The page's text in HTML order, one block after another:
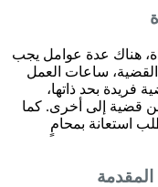
هناك عدة عوامل يجب
القضية، ساعات العمل
فريدة بحد ذاتها،
قضية إلى أخرى. كما
استعانة بمحامٍ
المقدمة